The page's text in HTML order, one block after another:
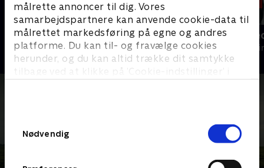
målrette annoncer til dig. Vores
samarbejdspartnere kan anvende cookie-data til
målrettet markedsføring på egne og andres
platforme. Du kan til- og fravælge cookies
herunder, og du kan altid trække dit samtykke
tilbage ved at klikke på ’Cookie-indstillinger’ i
Nødvendig
Mord på Mallorca
Krimi & Spænding • 2 sæsoner Krimi &